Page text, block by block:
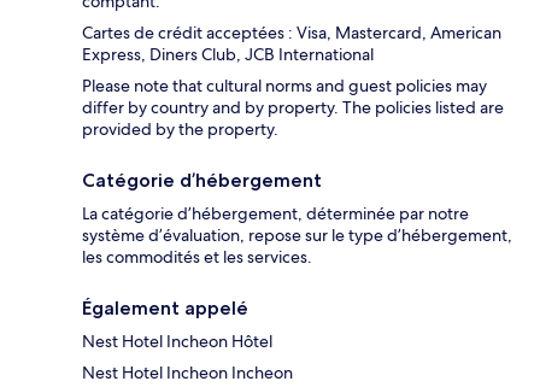
Cartes de crédit acceptées : Visa, Mastercard, American
Express, Diners Club, JCB International
Please note that cultural norms and guest policies may
differ by country and by property. The policies listed are
provided by the property.
Catégorie d’hébergement
La catégorie d’hébergement, déterminée par notre
système d’évaluation, repose sur le type d’hébergement,
les commodités et les services.
Également appelé
Nest Hotel Incheon Hôtel
Nest Hotel Incheon Incheon